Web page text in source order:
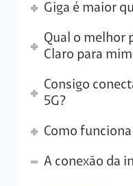
Giga é maior
Qual o melhor
Claro para
Consigo
5G?
Como
A conexão da